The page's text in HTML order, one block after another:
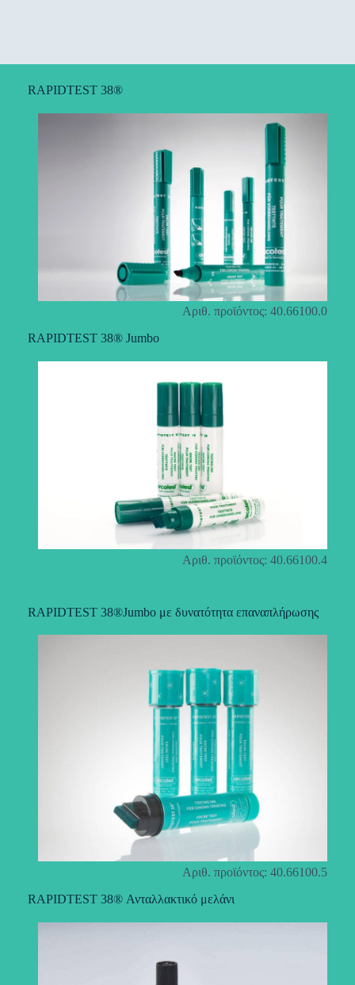
RAPIDTEST 38®
Αριθ. προϊόντος: 40.66100.0
RAPIDTEST 38® Jumbo
Αριθ. προϊόντος: 40.66100.4
RAPIDTEST 38®Jumbo με δυνατότητα επαναπλήρωσης
Αριθ. προϊόντος: 40.66100.5
RAPIDTEST 38® Ανταλλακτικό μελάνι